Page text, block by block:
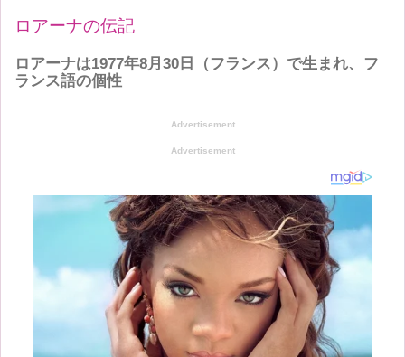
ロアーナの伝記
ロアーナは1977年8月30日 （フランス） で生まれ、フ
ランス語の個性
Advertisement
Advertisement